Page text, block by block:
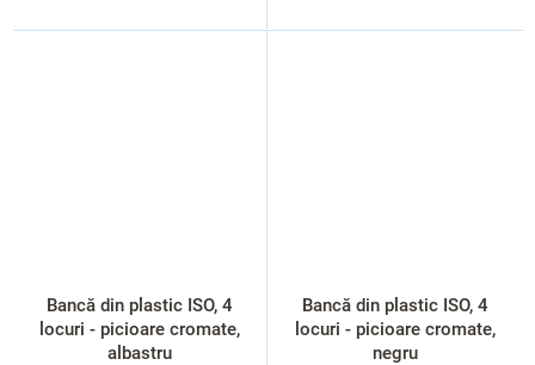
Bancă din plastic ISO, 4
locuri - picioare cromate,
albastru
Bancă din plastic ISO, 4
locuri - picioare cromate,
negru